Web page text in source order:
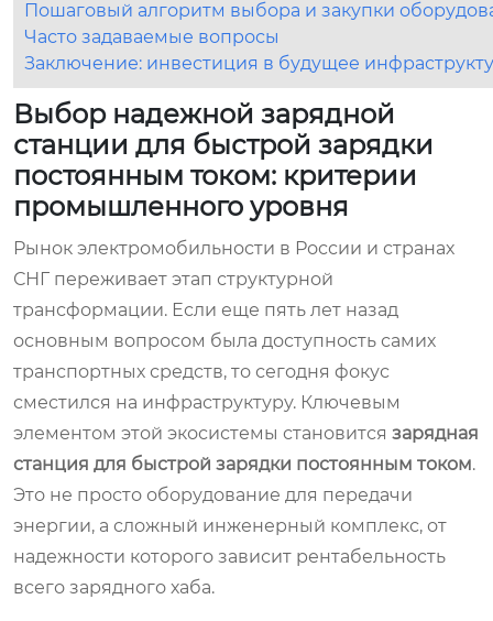
Пошаговый алгоритм выбора и закупки
Часто задаваемые вопросы
Заключение: инвестиция в будущее
Выбор надежной зарядной
станции для быстрой зарядки
постоянным током: критерии
промышленного уровня
Рынок электромобильности в России и странах
СНГ переживает этап структурной
трансформации. Если еще пять лет назад
основным вопросом была доступность самих
транспортных средств, то сегодня фокус
сместился на инфраструктуру. Ключевым
элементом этой экосистемы становится зарядная
станция для быстрой зарядки постоянным током.
Это не просто оборудование для передачи
энергии, а сложный инженерный комплекс, от
надежности которого зависит рентабельность
всего зарядного хаба.